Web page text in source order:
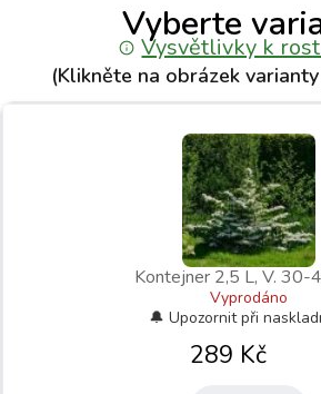
Vyberte
Vysvětlivky k
(Klikněte na obrázek
Kontejner 2,5 L, V. 30-
Vyprodáno
289 Kč